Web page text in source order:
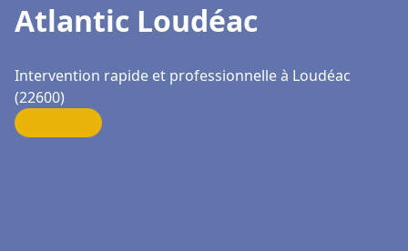
Atlantic Loudéac
Intervention rapide et professionnelle à Loudéac
(22600)